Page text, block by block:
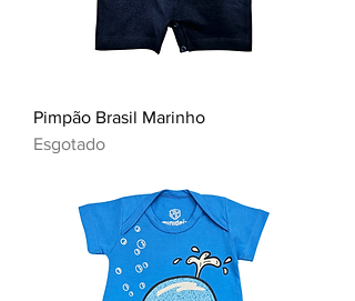
Pimpão Brasil Marinho
Esgotado